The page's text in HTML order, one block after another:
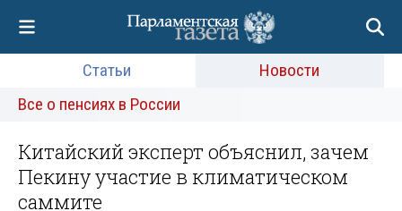
Статьи
Новости
Все о пенсиях в России
Китайский эксперт объяснил, зачем
Пекину участие в климатическом
саммите